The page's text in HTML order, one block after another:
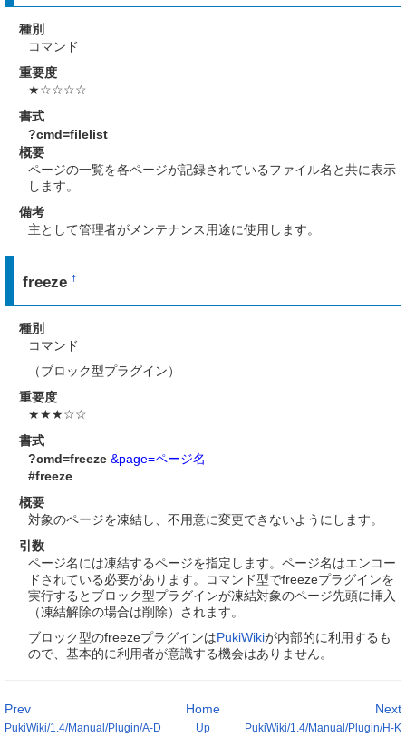
種別
コマンド
重要度
★☆☆☆☆
書式
?cmd=filelist
概要
ページの一覧を各ページが記録されているファイル名と共に表示
します。
備考
主として管理者がメンテナンス用途に使用します。
freeze†
種別
コマンド
（ブロック型プラグイン）
重要度
★★★☆☆
書式
?cmd=freeze &page=ページ名
#freeze
概要
対象のページを凍結し、不用意に変更できないようにします。
引数
ページ名には凍結するページを指定します。ページ名はエンコー
ドされている必要があります。コマンド型でfreezeプラグインを
実行するとブロック型プラグインが凍結対象のページ先頭に挿入
（凍結解除の場合は削除）されます。
ブロック型のfreezeプラグインはPukiWikiが内部的に利用するも
ので、基本的に利用者が意識する機会はありません。
Prev
PukiWiki/1.4/Manual/Plugin/A-D
Next
PukiWiki/1.4/Manual/Plugin/H-K
Home
Up